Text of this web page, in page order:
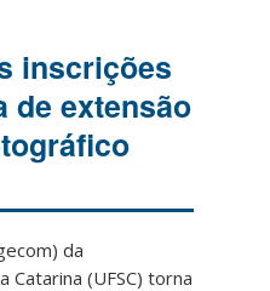
inscrições
de extensão
da
Catarina (UFSC) torna